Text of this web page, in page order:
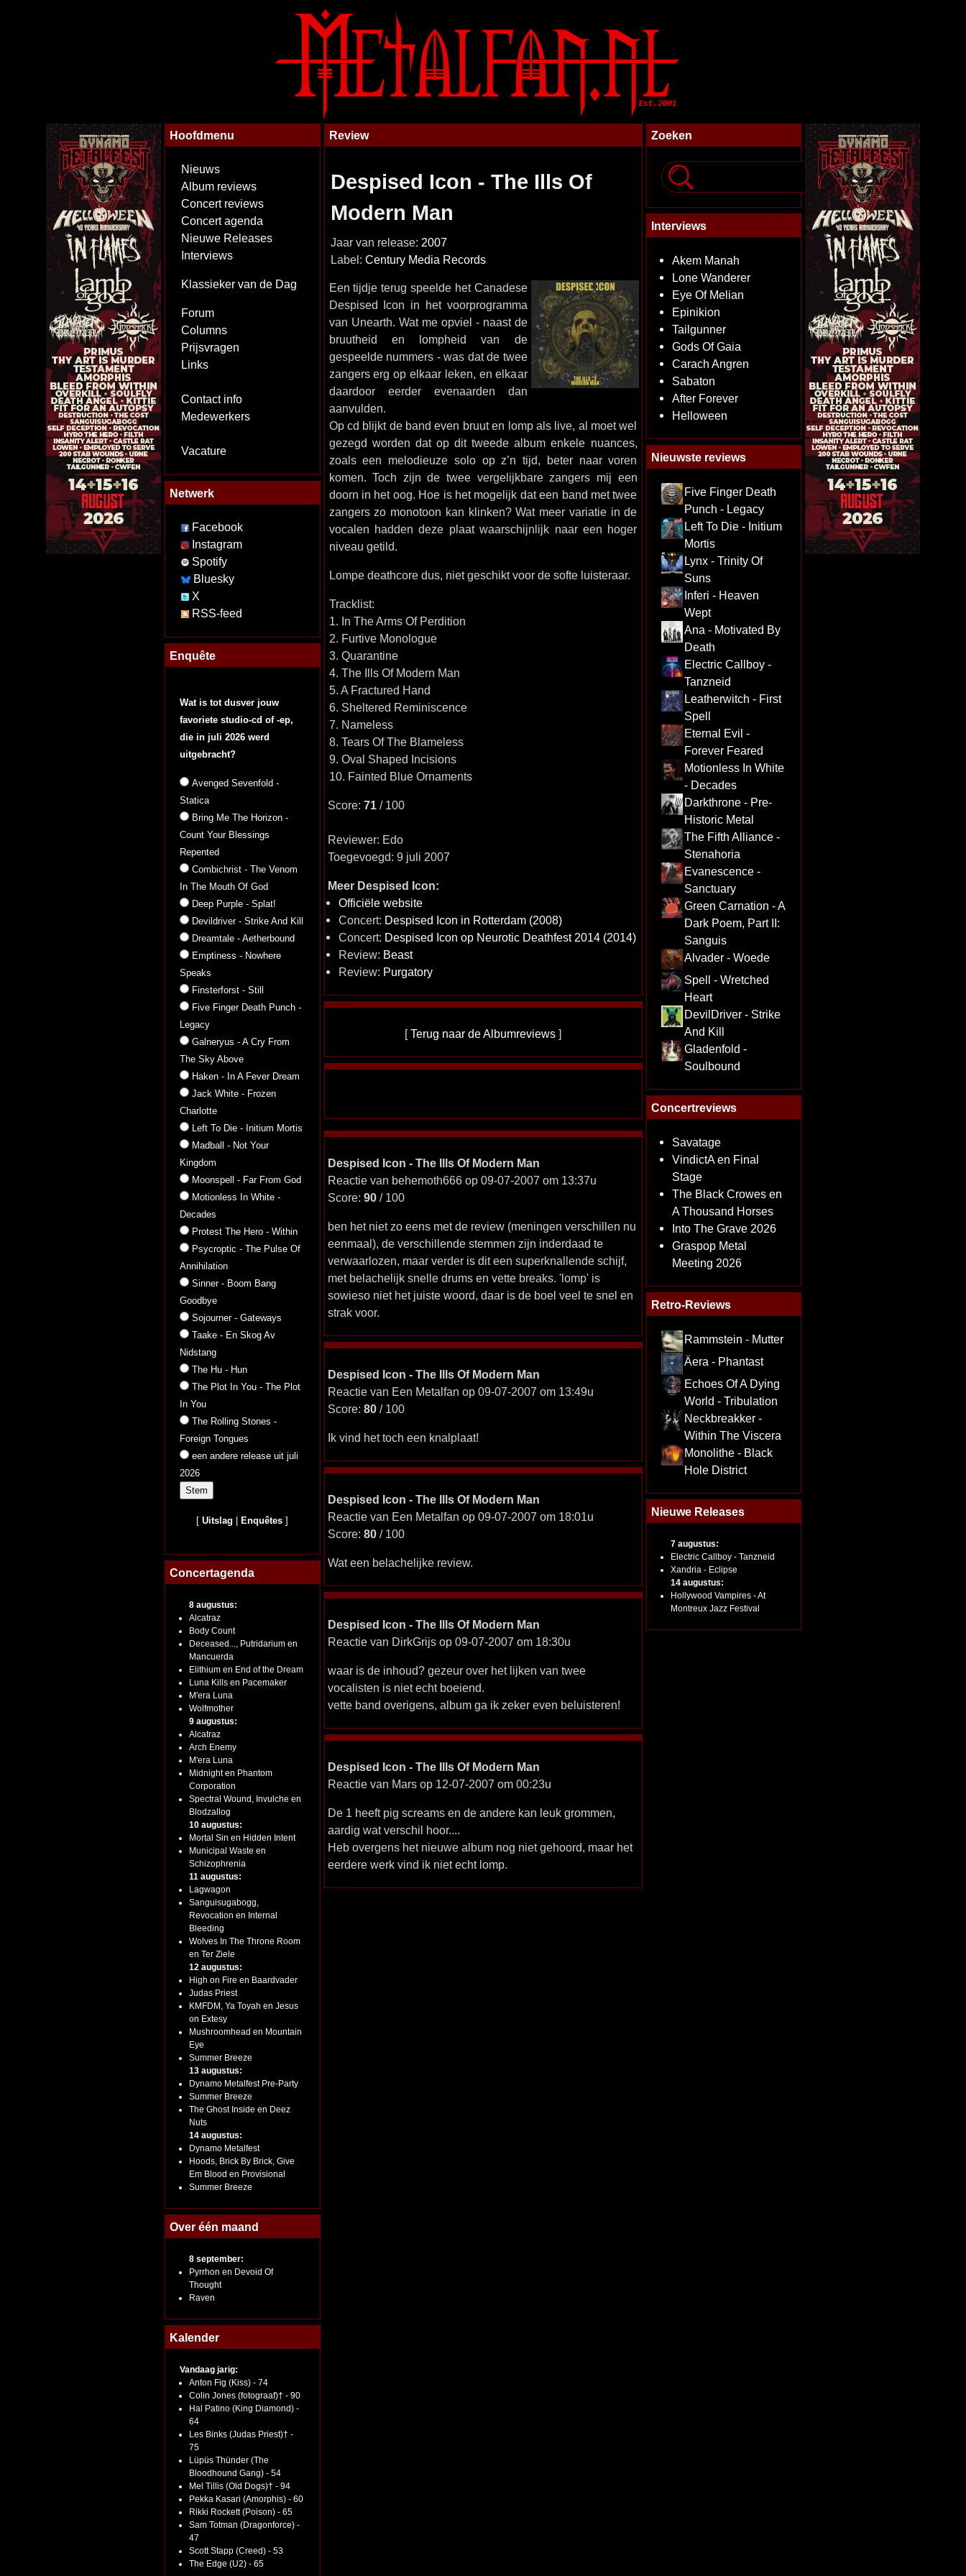
Hoofdmenu
Nieuws
Album reviews
Concert reviews
Concert agenda
Nieuwe Releases
Interviews
Klassieker van de Dag
Forum
Columns
Prijsvragen
Links
Contact info
Medewerkers
Vacature
Netwerk
Facebook
Instagram
Spotify
Bluesky
X
RSS-feed
Enquête
Wat is tot dusver jouw
favoriete studio-cd of -ep,
die in juli 2026 werd
uitgebracht?
Avenged Sevenfold -
Statica
Bring Me The Horizon -
Count Your Blessings
Repented
Combichrist - The Venom
In The Mouth Of God
Deep Purple - Splat!
Devildriver - Strike And Kill
Dreamtale - Aetherbound
Emptiness - Nowhere
Speaks
Finsterforst - Still
Five Finger Death Punch -
Legacy
Galneryus - A Cry From
The Sky Above
Haken - In A Fever Dream
Jack White - Frozen
Charlotte
Left To Die - Initium Mortis
Madball - Not Your
Kingdom
Moonspell - Far From God
Motionless In White -
Decades
Protest The Hero - Within
Psycroptic - The Pulse Of
Annihilation
Sinner - Boom Bang
Goodbye
Sojourner - Gateways
Taake - En Skog Av
Nidstang
The Hu - Hun
The Plot In You - The Plot
In You
The Rolling Stones -
Foreign Tongues
een andere release uit juli
2026
[Uitslag Enquêtes ]
Concertagenda
8 augustus:
Alcatraz
Body Count
Deceased..., Putridarium en
Mancuerda
Elithium en End of the Dream
Luna Kills en Pacemaker
M'era Luna
Wolfmother
9 augustus:
Alcatraz
Arch Enemy
M'era Luna
Midnight en Phantom
Corporation
Spectral Wound, Invulche en
Blodzallog
10 augustus:
Mortal Sin en Hidden Intent
Municipal Waste en
Schizophrenia
11 augustus:
Lagwagon
Sanguisugabogg,
Revocation en Internal
Bleeding
Wolves In The Throne Room
en Ter Ziele
12 augustus:
High on Fire en Baardvader
Judas Priest
KMFDM, Ya Toyah en Jesus
on Extesy
Mushroomhead en Mountain
Eye
Summer Breeze
13 augustus:
Dynamo Metalfest Pre-Party
Summer Breeze
The Ghost Inside en Deez
Nuts
14 augustus:
Dynamo Metalfest
Hoods, Brick By Brick, Give
Em Blood en Provisional
Summer Breeze
Over één maand
8 september:
Pyrrhon en Devoid Of
Thought
Raven
Kalender
Vandaag jarig:
Anton Fig (Kiss) - 74
Colin Jones (fotograaf)† - 90
Hal Patino (King Diamond) -
64
Les Binks (Judas Priest)† -
75
Lüpüs Thünder (The
Bloodhound Gang) - 54
Mel Tillis (Old Dogs)† - 94
Pekka Kasari (Amorphis) - 60
Rikki Rockett (Poison) - 65
Sam Totman (Dragonforce) -
47
Scott Stapp (Creed) - 53
The Edge (U2) - 65
Review
Despised Icon - The Ills Of
Modern Man
Jaar van release: 2007
Label: Century Media Records
Een tijdje terug speelde het Canadese
Despised Icon in het voorprogramma
van Unearth. Wat me opviel - naast de
bruutheid en lompheid van de
gespeelde nummers - was dat de twee
zangers erg op elkaar leken, en elkaar
daardoor eerder evenaarden dan
aanvulden.
Op cd blijkt de band even bruut en lomp als live, al moet wel
gezegd worden dat op dit tweede album enkele nuances,
zoals een melodieuze solo op z’n tijd, beter naar voren
komen. Toch zijn de twee vergelijkbare zangers mij een
doorn in het oog. Hoe is het mogelijk dat een band met twee
zangers zo monotoon kan klinken? Wat meer variatie in de
vocalen hadden deze plaat waarschijnlijk naar een hoger
niveau getild.
Lompe deathcore dus, niet geschikt voor de softe luisteraar.
Tracklist:
1. In The Arms Of Perdition
2. Furtive Monologue
3. Quarantine
4. The Ills Of Modern Man
5. A Fractured Hand
6. Sheltered Reminiscence
7. Nameless
8. Tears Of The Blameless
9. Oval Shaped Incisions
10. Fainted Blue Ornaments
Score: 71/ 100
Reviewer: Edo
Toegevoegd: 9 juli 2007
Meer Despised Icon:
Officiële website
Concert: Despised Icon in Rotterdam (2008)
Concert: Despised Icon op Neurotic Deathfest 2014 (2014)
Review: Beast
Review: Purgatory
[Terug naar de Albumreviews ]
Despised Icon - The Ills Of Modern Man
Reactie van behemoth666 op 09-07-2007 om 13:37u
Score: 90/ 100
ben het niet zo eens met de review (meningen verschillen nu
eenmaal), de verschillende stemmen zijn inderdaad te
verwaarlozen, maar verder is dit een superknallende schijf,
met belachelijk snelle drums en vette breaks. 'lomp' is
sowieso niet het juiste woord, daar is de boel veel te snel en
strak voor.
Despised Icon - The Ills Of Modern Man
Reactie van Een Metalfan op 09-07-2007 om 13:49u
Score: 80/ 100
Ik vind het toch een knalplaat!
Despised Icon - The Ills Of Modern Man
Reactie van Een Metalfan op 09-07-2007 om 18:01u
Score: 80/ 100
Wat een belachelijke review.
Despised Icon - The Ills Of Modern Man
Reactie van DirkGrijs op 09-07-2007 om 18:30u
waar is de inhoud? gezeur over het lijken van twee
vocalisten is niet echt boeiend.
vette band overigens, album ga ik zeker even beluisteren!
Despised Icon - The Ills Of Modern Man
Reactie van Mars op 12-07-2007 om 00:23u
De 1 heeft pig screams en de andere kan leuk grommen,
aardig wat verschil hoor....
Heb overgens het nieuwe album nog niet gehoord, maar het
eerdere werk vind ik niet echt lomp.
Zoeken
Interviews
Akem Manah
Lone Wanderer
Eye Of Melian
Epinikion
Tailgunner
Gods Of Gaia
Carach Angren
Sabaton
After Forever
Helloween
Nieuwste reviews
Five Finger Death
Punch - Legacy
Left To Die - Initium
Mortis
Lynx - Trinity Of
Suns
Inferi - Heaven
Wept
Ana - Motivated By
Death
Electric Callboy -
Tanzneid
Leatherwitch - First
Spell
Eternal Evil -
Forever Feared
Motionless In White
- Decades
Darkthrone - Pre-
Historic Metal
The Fifth Alliance -
Stenahoria
Evanescence -
Sanctuary
Green Carnation - A
Dark Poem, Part II:
Sanguis
Alvader - Woede
Spell - Wretched
Heart
DevilDriver - Strike
And Kill
Gladenfold -
Soulbound
Concertreviews
Savatage
VindictA en Final
Stage
The Black Crowes en
A Thousand Horses
Into The Grave 2026
Graspop Metal
Meeting 2026
Retro-Reviews
Rammstein - Mutter
Äera - Phantast
Echoes Of A Dying
World - Tribulation
Neckbreakker -
Within The Viscera
Monolithe - Black
Hole District
Nieuwe Releases
7 augustus:
Electric Callboy - Tanzneid
Xandria - Eclipse
14 augustus:
Hollywood Vampires - At
Montreux Jazz Festival